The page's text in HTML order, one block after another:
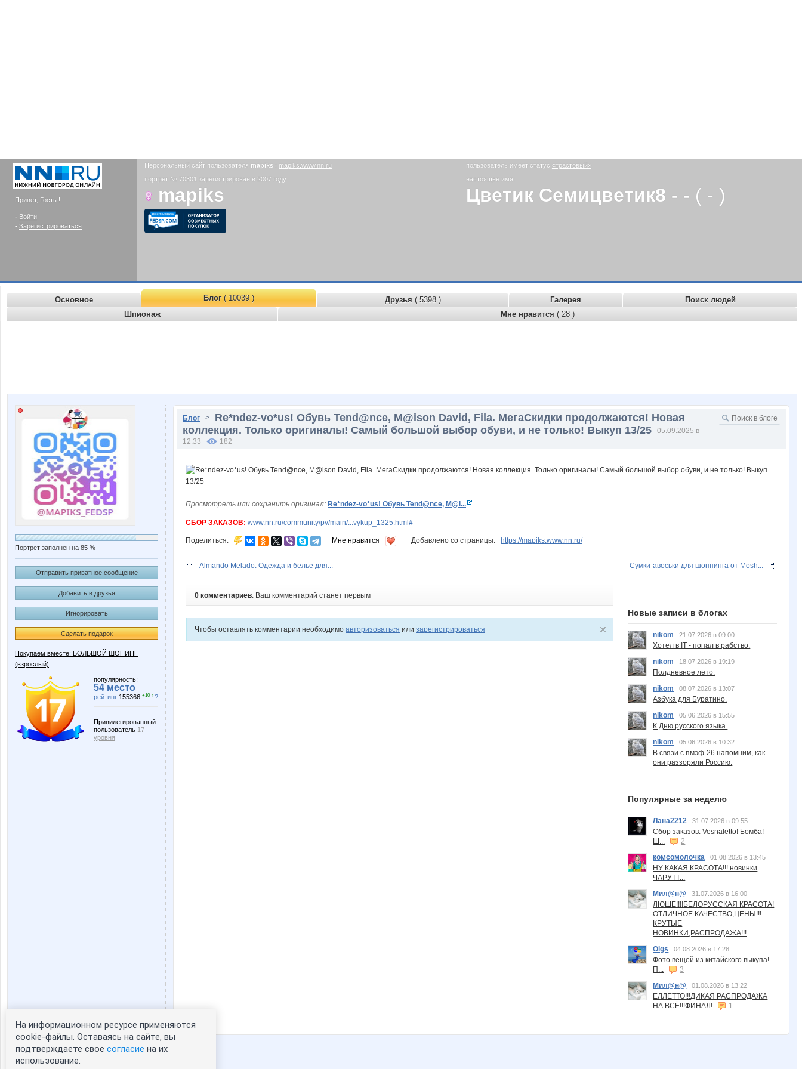
Привет, Гость !
- Войти
- Зарегистрироваться
Персональный сайт пользователя mapiks : mapiks.www.nn.ru пользователь имеет статус «трастовый»
портрет № 70301 зарегистрирован в 2007 году
mapiks
настоящее имя:
Цветик Семицветик8 - - ( - )
Основное Блог( 10039 ) Друзья ( 5398 ) Галерея
Поиск людей
Шпионаж
Мне нравится ( 28 )
Портрет заполнен на 85 %
Отправить приватное сообщение
Добавить в друзья
Игнорировать
Сделать подарок
Покупаем вместе: БОЛЬШОЙ ШОПИНГ
(взрослый)
популярность:
54 место
рейтинг 155366 +10 ↑ ?
Привилегированный
пользователь 17
уровня
Статистика портрета:
сейчас просматривают портрет - 0
зарегистрированные пользователи
Блог > Re*ndez-vo*us! Обувь Tend@nce, M@ison David, Fila. МегаСкидки продолжаются! Новая
коллекция. Только оригиналы! Самый большой выбор обуви, и не только! Выкуп 13/25
05.09.2025 в
12:33
182
Просмотреть или сохранить оригинал: Re*ndez-vo*us! Обувь Tend@nce, M@i...
СБОР ЗАКАЗОВ: www.nn.ru/community/pv/main/...vykup_1325.html#
Поделиться: Мне нравится Добавлено со страницы: https://mapiks.www.nn.ru/
Almando Melado. Одежда и белье для... Сумки-авоськи для шоппинга от Mosh...
0 комментариев. Ваш комментарий станет первым
Чтобы оставлять комментарии необходимо авторизоваться или зарегистрироваться
Новые записи в блогах
nikom 21.07.2026 в 09:00
Хотел в IT - попал в рабство.
nikom
18.07.2026 в 19:19
Полдневное лето.
nikom
08.07.2026 в 13:07
Азбука для Буратино.
nikom
05.06.2026 в 15:55
К Дню русского языка.
nikom
05.06.2026 в 10:32
В связи с пмэф-26 напомним, как
они раззоряли Россию.
Популярные за неделю
Лана2212 31.07.2026 в 09:55
Сбор заказов. Vesnaletto! Бомба!
Ш...
2
комсомолочка
01.08.2026 в 13:45
НУ КАКАЯ КРАСОТА!!! новинки
ЧАРУТТ...
Мил@н@
31.07.2026 в 16:00
ЛЮШЕ!!!!БЕЛОРУССКАЯ КРАСОТА!
ОТЛИЧНОЕ КАЧЕСТВО,ЦЕНЫ!!!
КРУТЫЕ
НОВИНКИ,РАСПРОДАЖА!!!
Olgs
04.08.2026 в 17:28
Фото вещей из китайского выкупа!
П...
3
Мил@н@
01.08.2026 в 13:22
ЕЛЛЕТТО!!!ДИКАЯ РАСПРОДАЖА
НА ВСЁ!!!ФИНАЛ!
1
На информационном ресурсе применяются
cookie-файлы. Оставаясь на сайте, вы
подтверждаете свое согласие на их
использование.